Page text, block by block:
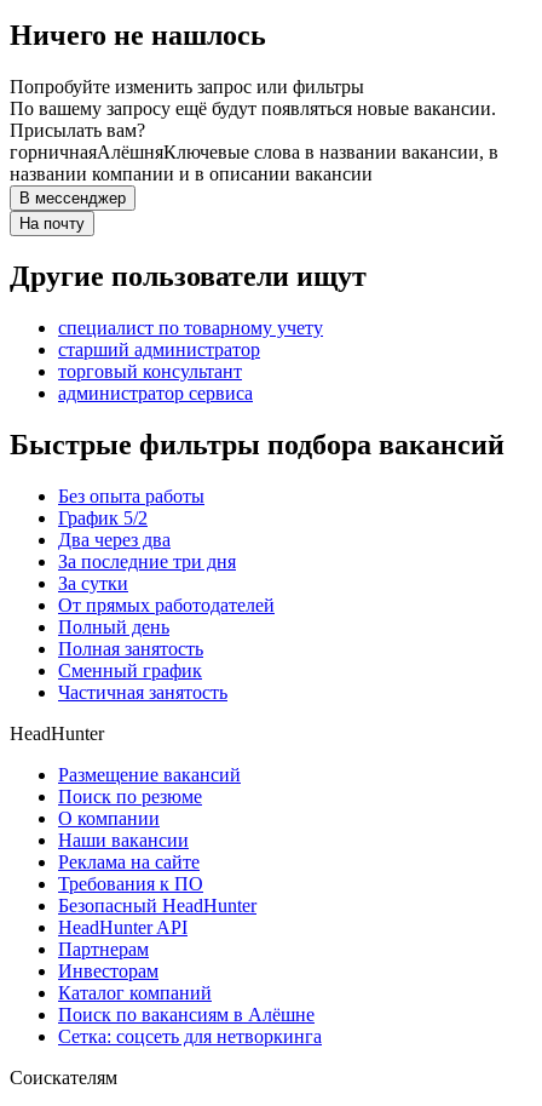
Ничего не нашлось
Попробуйте изменить запрос или фильтры
По вашему запросу ещё будут появляться новые вакансии.
Присылать вам?
горничнаяАлёшняКлючевые слова в названии вакансии, в
названии компании и в описании вакансии
В мессенджер
На почту
Другие пользователи ищут
специалист по товарному учету
старший администратор
торговый консультант
администратор сервиса
Быстрые фильтры подбора вакансий
Без опыта работы
График 5/2
Два через два
За последние три дня
За сутки
От прямых работодателей
Полный день
Полная занятость
Сменный график
Частичная занятость
HeadHunter
Размещение вакансий
Поиск по резюме
О компании
Наши вакансии
Реклама на сайте
Требования к ПО
Безопасный HeadHunter
HeadHunter API
Партнерам
Инвесторам
Каталог компаний
Поиск по вакансиям в Алёшне
Сетка: соцсеть для нетворкинга
Соискателям